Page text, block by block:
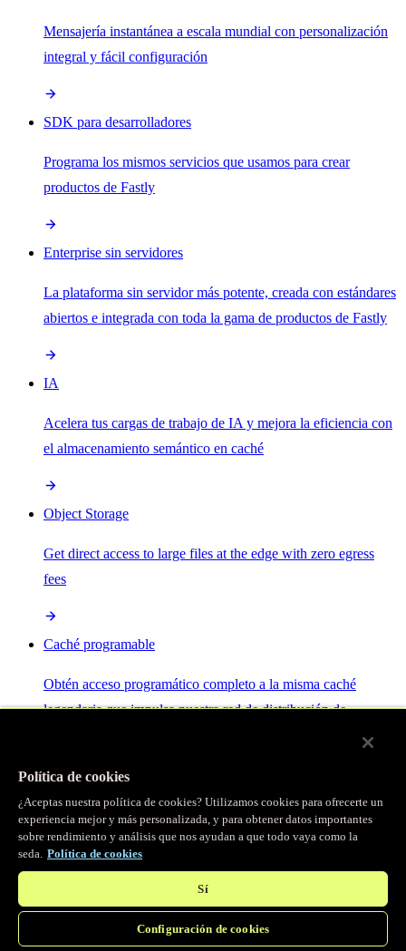
Mensajería instantánea a escala mundial con personalización
integral y fácil configuración
SDK para desarrolladores
Programa los mismos servicios que usamos para crear
productos de Fastly
Enterprise sin servidores
La plataforma sin servidor más potente, creada con estándares
abiertos e integrada con toda la gama de productos de Fastly
IA
Acelera tus cargas de trabajo de IA y mejora la eficiencia con
el almacenamiento semántico en caché
Object Storage
Get direct access to large files at the edge with zero egress
fees
Caché programable
Obtén acceso programático completo a la misma caché
legendaria que impulsa nuestra red de distribución de
Servidor MCP
Control por IA para tus servicios Fastly.
Política de cookies
¿Aceptas nuestra política de cookies? Utilizamos cookies para ofrecerte un
experiencia mejor y más personalizada, y para obtener datos importantes
sobre rendimiento y análisis que nos ayudan a que todo vaya como la
seda. Política de cookies
Sí
Configuración de cookies